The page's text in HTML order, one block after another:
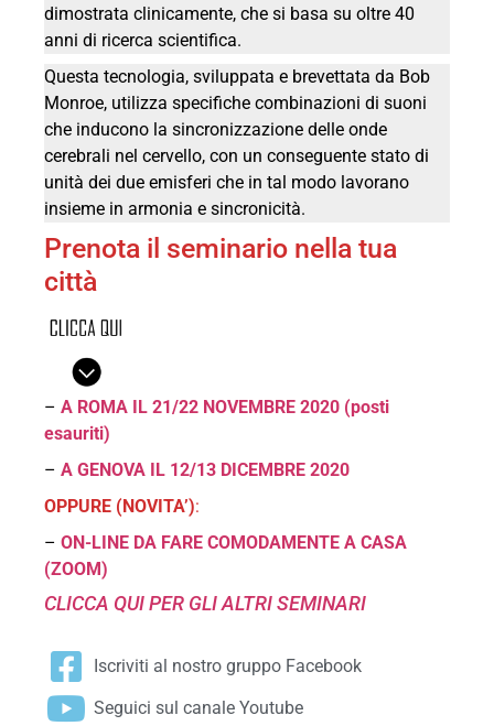
dimostrata clinicamente, che si basa su oltre 40
anni di ricerca scientifica.
Questa tecnologia, sviluppata e brevettata da Bob
Monroe, utilizza specifiche combinazioni di suoni
che inducono la sincronizzazione delle onde
cerebrali nel cervello, con un conseguente stato di
unità dei due emisferi che in tal modo lavorano
insieme in armonia e sincronicità.
Prenota il seminario nella tua
città
– A ROMA IL 21/22 NOVEMBRE 2020 (posti
esauriti)
– A GENOVA IL 12/13 DICEMBRE 2020
OPPURE (NOVITA’):
– ON-LINE DA FARE COMODAMENTE A CASA
(ZOOM)
CLICCA QUI PER GLI ALTRI SEMINARI
Iscriviti al nostro gruppo Facebook
Seguici sul canale Youtube